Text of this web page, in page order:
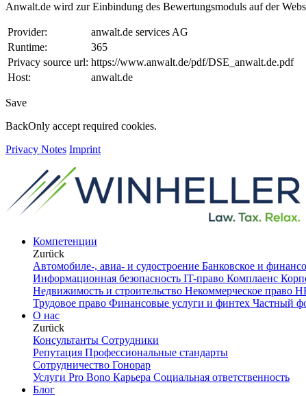
Anwalt.de wird zur Einbindung des Bewertungsmoduls auf der
Provider:
anwalt.de services AG
Runtime:
365
Privacy source url: https://www.anwalt.de/pdf/DSE_anwalt.de.pdf
Host:
anwalt.de
Save
BackOnly accept required cookies.
Privacy Notes Imprint
Компетенции
Zurück
Автомобиле-, авиа- и судостроение Банковское и
Информационная безопасность IT-право Комплаенс
Недвижимость и строительство Некоммерческое право
Трудовое право Финансовые услуги и финтех Частный
О нас
Zurück
Консультанты Сотрудники
Репутация Профессиональные стандарты
Сотрудничество Гонорар
Услуги Pro Bono Карьера Социальная ответственность
Блог